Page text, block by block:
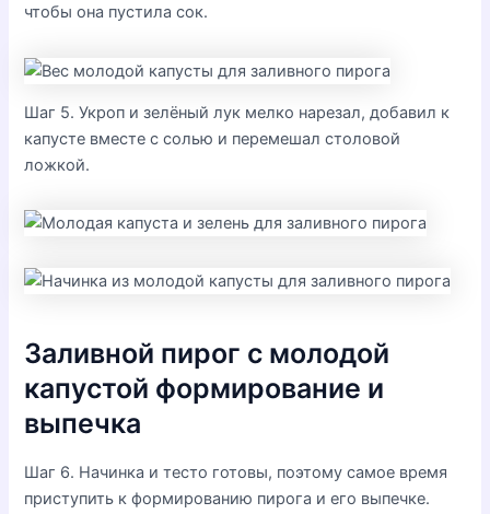
чтобы она пустила сок.
Шаг 5. Укроп и зелёный лук мелко нарезал, добавил к
капусте вместе с солью и перемешал столовой
ложкой.
Заливной пирог с молодой
капустой формирование и
выпечка
Шаг 6. Начинка и тесто готовы, поэтому самое время
приступить к формированию пирога и его выпечке.